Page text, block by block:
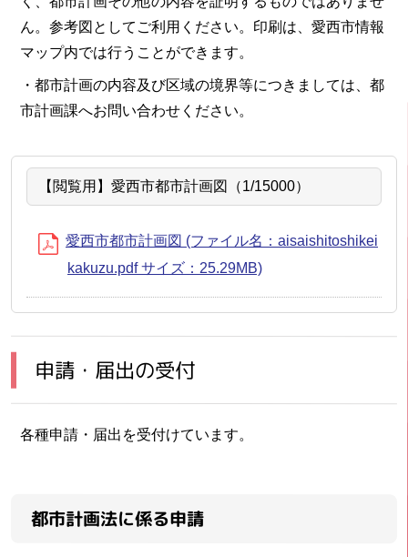
ん。参考図としてご利用ください。印刷は、愛西市情報
マップ内では行うことができます。
・都市計画の内容及び区域の境界等につきましては、都
市計画課へお問い合わせください。
【閲覧用】愛西市都市計画図（1/15000）
愛西市都市計画図 (ファイル名：aisaishitoshikei
kakuzu.pdf サイズ：25.29MB)
申請・届出の受付
各種申請・届出を受付けています。
都市計画法に係る申請